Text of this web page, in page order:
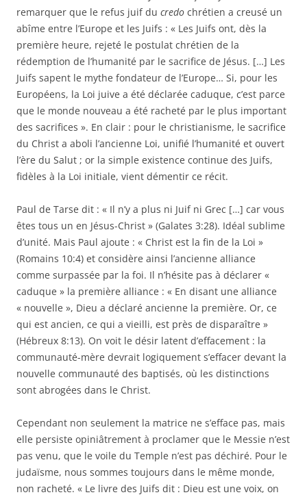
remarquer que le refus juif du credo chrétien a creusé un
abîme entre l’Europe et les Juifs : « Les Juifs ont, dès la
première heure, rejeté le postulat chrétien de la
rédemption de l’humanité par le sacrifice de Jésus. […] Les
Juifs sapent le mythe fondateur de l’Europe… Si, pour les
Européens, la Loi juive a été déclarée caduque, c’est parce
que le monde nouveau a été racheté par le plus important
des sacrifices ». En clair : pour le christianisme, le sacrifice
du Christ a aboli l’ancienne Loi, unifié l’humanité et ouvert
l’ère du Salut ; or la simple existence continue des Juifs,
fidèles à la Loi initiale, vient démentir ce récit.
Paul de Tarse dit : « Il n’y a plus ni Juif ni Grec […] car vous
êtes tous un en Jésus-Christ » (Galates 3:28). Idéal sublime
d’unité. Mais Paul ajoute : « Christ est la fin de la Loi »
(Romains 10:4) et considère ainsi l’ancienne alliance
comme surpassée par la foi. Il n’hésite pas à déclarer «
caduque » la première alliance : « En disant une alliance
« nouvelle », Dieu a déclaré ancienne la première. Or, ce
qui est ancien, ce qui a vieilli, est près de disparaître »
(Hébreux 8:13). On voit le désir latent d’effacement : la
communauté-mère devrait logiquement s’effacer devant la
nouvelle communauté des baptisés, où les distinctions
sont abrogées dans le Christ.
Cependant non seulement la matrice ne s’efface pas, mais
elle persiste opiniâtrement à proclamer que le Messie n’est
pas venu, que le voile du Temple n’est pas déchiré. Pour le
judaïsme, nous sommes toujours dans le même monde,
non racheté. « Le livre des Juifs dit : Dieu est une voix, on